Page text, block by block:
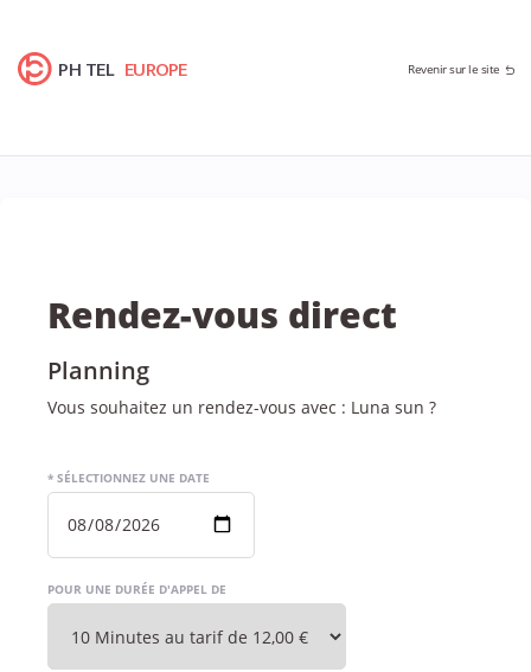
PH TEL EUROPE Revenir sur le site
Rendez-vous direct
Planning
Vous souhaitez un rendez-vous avec : Luna sun ?
* SÉLECTIONNEZ UNE DATE
POUR UNE DURÉE D'APPEL DE